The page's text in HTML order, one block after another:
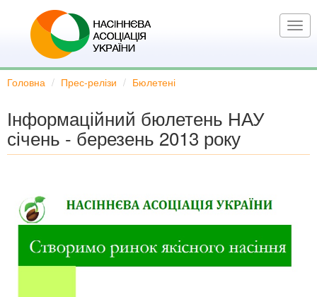
основного
Головна Прес-релізи Бюлетені
Інформаційний бюлетень НАУ
січень - березень 2013 року